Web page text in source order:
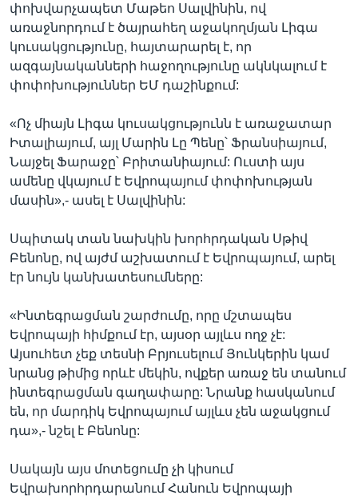
փոխվարչապետ Մաթեո Սալվինին, ով
առաջնորդում է ծայրահեղ աջակողմյան Լիգա
կուսակցությունը, հայտարարել է, որ
ազգայնականների հաջողությունը ակնկալում է
փոփոխություններ ԵՄ դաշինքում:
«Ոչ միայն Լիգա կուսակցությունն է առաջատար
Իտալիայում, այլ Մարին Լը Պենը՝ Ֆրանսիայում,
Նայջել Ֆարաջը՝ Բրիտանիայում: Ուստի այս
ամենը վկայում է Եվրոպայում փոփոխության
մասին»,- ասել է Սալվինին:
Սպիտակ տան նախկին խորհրդական Սթիվ
Բենոնը, ով այժմ աշխատում է Եվրոպայում, արել
էր նույն կանխատեսումները:
«Ինտեգրացման շարժումը, որը մշտապես
Եվրոպայի հիմքում էր, այսօր այլևս ողջ չէ:
Այսուհետ չեք տեսնի Բրյուսելում Յունկերին կամ
նրանց թիմից որևէ մեկին, ովքեր առաջ են տանում
ինտեգրացման գաղափարը: Նրանք հասկանում
են, որ մարդիկ Եվրոպայում այլևս չեն աջակցում
դա»,- նշել է Բենոնը:
Սակայն այս մոտեցումը չի կիսում
Եվրախորհրդարանում Հանուն Եվրոպայի